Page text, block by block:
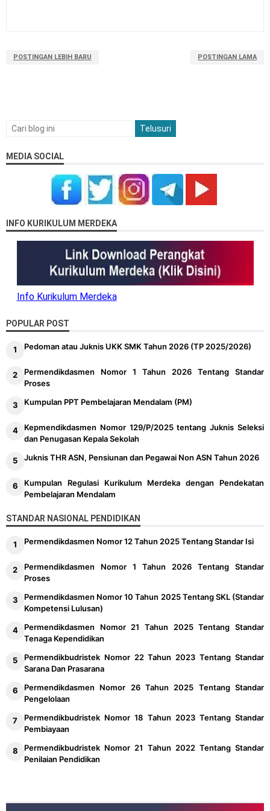
POSTINGAN LEBIH BARU POSTINGAN LAMA
MEDIA SOCIAL
INFO KURIKULUM MERDEKA
Info Kurikulum Merdeka
POPULAR POST
Pedoman atau Juknis UKK SMK Tahun 2026 (TP 2025/2026)
Permendikdasmen Nomor 1 Tahun 2026 Tentang Standar
Proses
Kumpulan PPT Pembelajaran Mendalam (PM)
Kepmendikdasmen Nomor 129/P/2025 tentang Juknis Seleksi
dan Penugasan Kepala Sekolah
Juknis THR ASN, Pensiunan dan Pegawai Non ASN Tahun 2026
Kumpulan Regulasi Kurikulum Merdeka dengan Pendekatan
Pembelajaran Mendalam
STANDAR NASIONAL PENDIDIKAN
Permendikdasmen Nomor 12 Tahun 2025 Tentang Standar Isi
Permendikdasmen Nomor 1 Tahun 2026 Tentang Standar
Proses
Permendikdasmen Nomor 10 Tahun 2025 Tentang SKL (Standar
Kompetensi Lulusan)
Permendikdasmen Nomor 21 Tahun 2025 Tentang Standar
Tenaga Kependidikan
Permendikbudristek Nomor 22 Tahun 2023 Tentang Standar
Sarana Dan Prasarana
Permendikdasmen Nomor 26 Tahun 2025 Tentang Standar
Pengelolaan
Permendikbudristek Nomor 18 Tahun 2023 Tentang Standar
Pembiayaan
Permendikbudristek Nomor 21 Tahun 2022 Tentang Standar
Penilaian Pendidikan